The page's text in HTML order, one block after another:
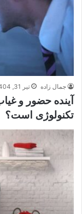
جمال زاده تیر 31, 1404
آینده حضور و
تکنولوژی است؟